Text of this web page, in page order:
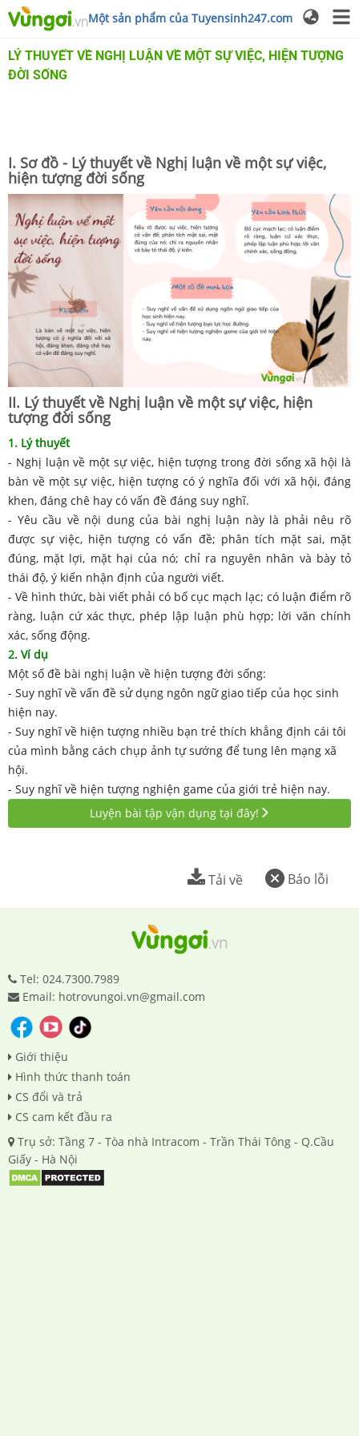
Một sản phẩm của Tuyensinh247.com
LÝ THUYẾT VỀ NGHỊ LUẬN VỀ MỘT SỰ VIỆC, HIỆN TƯỢNG
ĐỜI SỐNG
I. Sơ đồ - Lý thuyết về Nghị luận về một sự việc,
hiện tượng đời sống
II. Lý thuyết về Nghị luận về một sự việc, hiện
tượng đời sống
1. Lý thuyết
- Nghị luận về một sự việc, hiện tượng trong đời sống xã hội là
bàn về một sự việc, hiện tượng có ý nghĩa đối với xã hội, đáng
khen, đáng chê hay có vấn đề đáng suy nghĩ.
- Yêu cầu về nội dung của bài nghị luận này là phải nêu rõ
được sự việc, hiện tượng có vấn đề; phân tích mặt sai, mặt
đúng, mặt lợi, mặt hại của nó; chỉ ra nguyên nhân và bày tỏ
thái độ, ý kiến nhận định của người viết.
- Về hình thức, bài viết phải có bố cục mạch lạc; có luận điểm rõ
ràng, luận cứ xác thực, phép lập luận phù hợp; lời văn chính
xác, sống động.
2. Ví dụ
Một số đề bài nghị luận về hiện tượng đời sống:
- Suy nghĩ về vấn đề sử dụng ngôn ngữ giao tiếp của học sinh
hiện nay.
- Suy nghĩ về hiện tượng nhiều bạn trẻ thích khẳng định cái tôi
của mình bằng cách chụp ảnh tự sướng để tung lên mạng xã
hội.
- Suy nghĩ về hiện tượng nghiện game của giới trẻ hiện nay.
Luyện bài tập vận dụng tại đây!
Báo lỗi
Tải về
Tel: 024.7300.7989
Email: hotrovungoi.vn@gmail.com
Giới thiệu
Hình thức thanh toán
CS đổi và trả
CS cam kết đầu ra
Trụ sở: Tầng 7 - Tòa nhà Intracom - Trần Thái Tông - Q.Cầu
Giấy - Hà Nội